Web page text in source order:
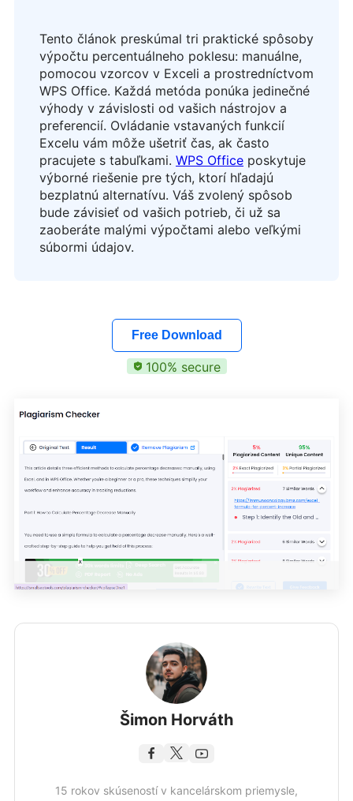
Tento článok preskúmal tri praktické spôsoby
výpočtu percentuálneho poklesu: manuálne,
pomocou vzorcov v Exceli a prostredníctvom
WPS Office. Každá metóda ponúka jedinečné
výhody v závislosti od vašich nástrojov a
preferencií. Ovládanie vstavaných funkcií
Excelu vám môže ušetriť čas, ak často
pracujete s tabuľkami. WPS Office poskytuje
výborné riešenie pre tých, ktorí hľadajú
bezplatnú alternatívu. Váš zvolený spôsob
bude závisieť od vašich potrieb, či už sa
zaoberáte malými výpočtami alebo veľkými
súbormi údajov.
Free Download
100% secure
Šimon Horváth
15 rokov skúseností v kancelárskom priemysle,